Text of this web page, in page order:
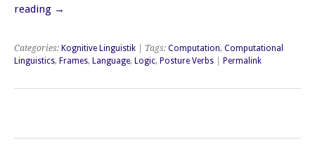
reading →
Categories: Kognitive Linguistik | Tags: Computation, Computational
Linguistics, Frames, Language, Logic, Posture Verbs Permalink